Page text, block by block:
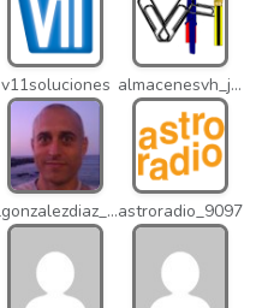
v11soluciones almacenesvh_jo2
jlgonzalezdiaz_12316astroradio_9097